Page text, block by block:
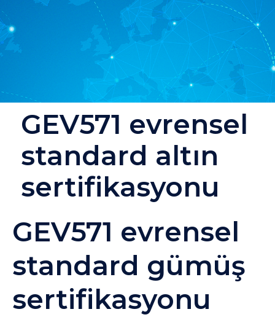
GEV571 evrensel
standard altın
sertifikasyonu
GEV571 evrensel
standard gümüş
sertifikasyonu